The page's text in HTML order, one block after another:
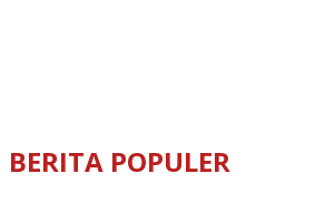
BERITA POPULER